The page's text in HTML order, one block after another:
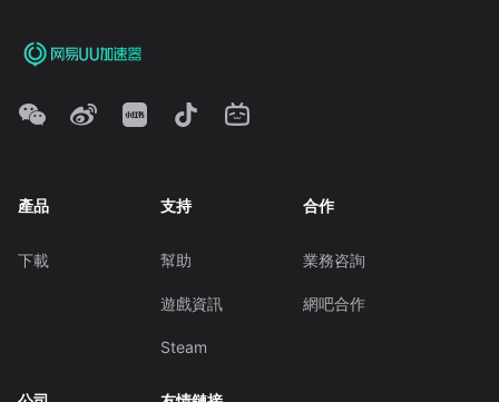
產品
下載
支持
幫助
遊戲資訊
Steam
合作
業務咨詢
網吧合作